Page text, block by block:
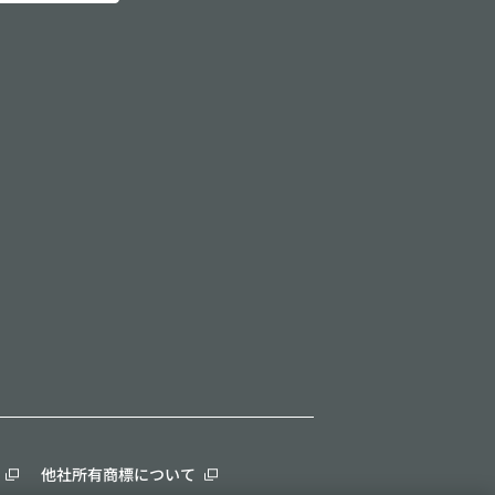
他社所有商標について